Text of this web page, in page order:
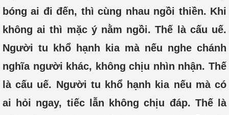
bóng ai đi đến, thì cùng nhau ngồi thiền. Khi
không ai thì mặc ý nằm ngồi. Thế là cấu uế.
Người tu khổ hạnh kia mà nếu nghe chánh
nghĩa người khác, không chịu nhìn nhận. Thế
là cấu uế. Người tu khổ hạnh kia nếu mà có
ai hỏi ngay, tiếc lẫn không chịu đáp. Thế là